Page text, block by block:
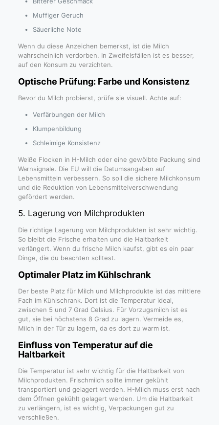
Muffiger Geruch
Säuerliche Note
Wenn du diese Anzeichen bemerkst, ist die Milch
wahrscheinlich verdorben. In Zweifelsfällen ist es besser,
auf den Konsum zu verzichten.
Optische Prüfung: Farbe und Konsistenz
Bevor du Milch probierst, prüfe sie visuell. Achte auf:
Verfärbungen der Milch
Klumpenbildung
Schleimige Konsistenz
Weiße Flocken in H-Milch oder eine gewölbte Packung sind
Warnsignale. Die EU will die Datumsangaben auf
Lebensmitteln verbessern. So soll die sichere Milchkonsum
und die Reduktion von Lebensmittelverschwendung
gefördert werden.
5. Lagerung von Milchprodukten
Die richtige Lagerung von Milchprodukten ist sehr wichtig.
So bleibt die Frische erhalten und die Haltbarkeit
verlängert. Wenn du frische Milch kaufst, gibt es ein paar
Dinge, die du beachten solltest.
Optimaler Platz im Kühlschrank
Der beste Platz für Milch und Milchprodukte ist das mittlere
Fach im Kühlschrank. Dort ist die Temperatur ideal,
zwischen 5 und 7 Grad Celsius. Für Vorzugsmilch ist es
gut, sie bei höchstens 8 Grad zu lagern. Vermeide es,
Milch in der Tür zu lagern, da es dort zu warm ist.
Einfluss von Temperatur auf die
Haltbarkeit
Die Temperatur ist sehr wichtig für die Haltbarkeit von
Milchprodukten. Frischmilch sollte immer gekühlt
transportiert und gelagert werden. H-Milch muss erst nach
dem Öffnen gekühlt gelagert werden. Um die Haltbarkeit
zu verlängern, ist es wichtig, Verpackungen gut zu
verschließen.